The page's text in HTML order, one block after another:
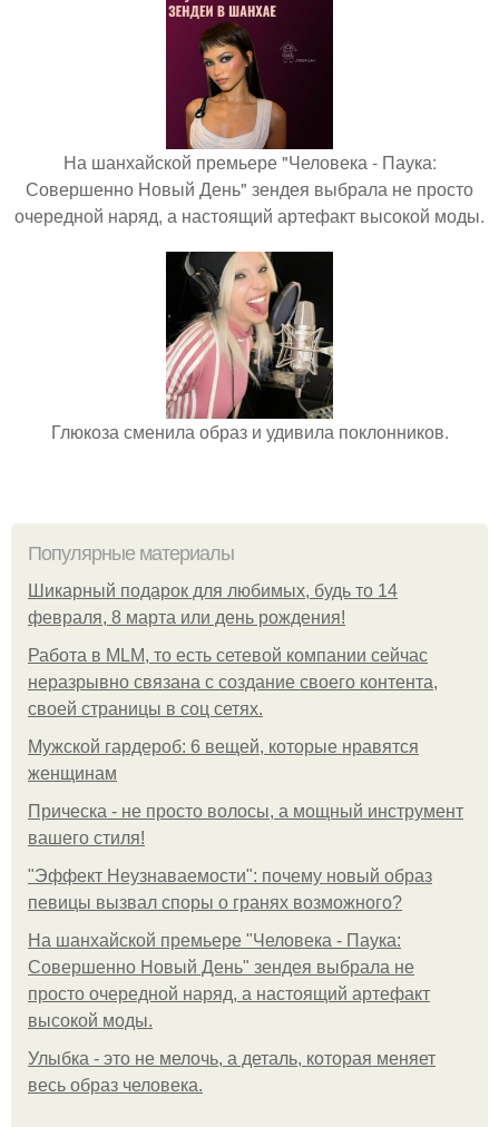
На шанхайской премьере "Человека - Паука:
Совершенно Новый День" зендея выбрала не просто
очередной наряд, а настоящий артефакт высокой моды.
Глюкоза сменила образ и удивила поклонников.
Популярные материалы
Шикарный подарок для любимых, будь то 14
февраля, 8 марта или день рождения!
Работа в MLM, то есть сетевой компании сейчас
неразрывно связана с создание своего контента,
своей страницы в соц сетях.
Мужской гардероб: 6 вещей, которые нравятся
женщинам
Прическа - не просто волосы, а мощный инструмент
вашего стиля!
"Эффект Неузнаваемости": почему новый образ
певицы вызвал споры о гранях возможного?
На шанхайской премьере "Человека - Паука:
Совершенно Новый День" зендея выбрала не
просто очередной наряд, а настоящий артефакт
высокой моды.
Улыбка - это не мелочь, а деталь, которая меняет
весь образ человека.